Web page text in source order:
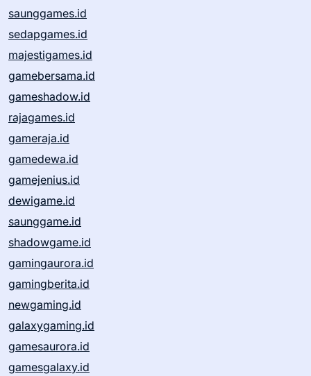
saunggames.id
sedapgames.id
majestigames.id
gamebersama.id
gameshadow.id
rajagames.id
gameraja.id
gamedewa.id
gamejenius.id
dewigame.id
saunggame.id
shadowgame.id
gamingaurora.id
gamingberita.id
newgaming.id
galaxygaming.id
gamesaurora.id
gamesgalaxy.id